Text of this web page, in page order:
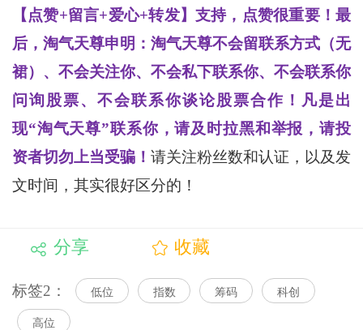
【点赞+留言+爱心+转发】支持，点赞很重要！最
后，淘气天尊申明：淘气天尊不会留联系方式（无
裙）、不会关注你、不会私下联系你、不会联系你
问询股票、不会联系你谈论股票合作！凡是出
现“淘气天尊”联系你，请及时拉黑和举报，请投
资者切勿上当受骗！ 请关注粉丝数和认证，以及发
文时间，其实很好区分的！
分享 收藏
标签2： 低位 指数 筹码 科创
高位